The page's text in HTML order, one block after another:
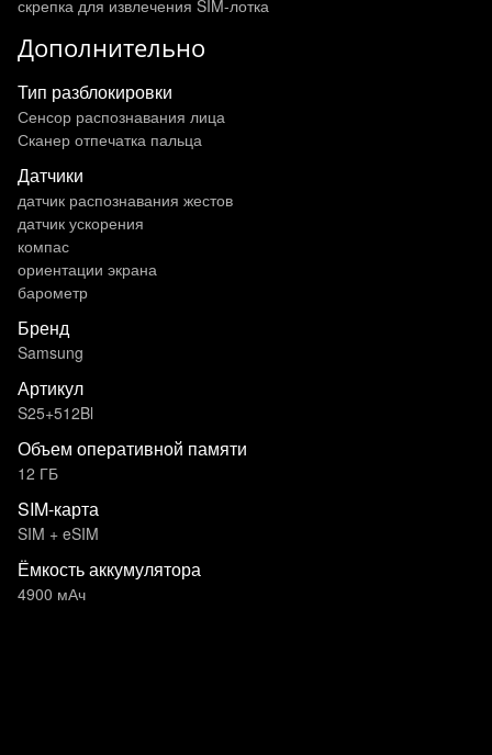
скрепка для извлечения SIM-лотка
Дополнительно
Тип разблокировки
Сенсор распознавания лица
Сканер отпечатка пальца
Датчики
датчик распознавания жестов
датчик ускорения
компас
ориентации экрана
барометр
Бренд
Samsung
Артикул
S25+512Bl
Объем оперативной памяти
12 ГБ
SIM-карта
SIM + eSIM
Ёмкость аккумулятора
4900 мАч